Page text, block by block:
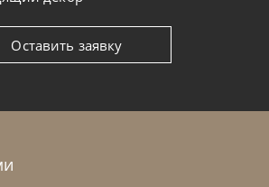
Оставить заявку